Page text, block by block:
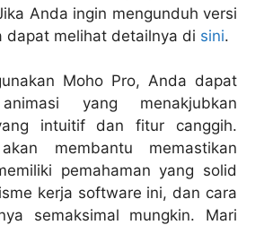
Anda ingin mengunduh versi
dapat melihat detailnya di sini.
Moho Pro, Anda dapat
yang menakjubkan
intuitif dan fitur canggih.
membantu memastikan
pemahaman yang solid
kerja software ini, dan cara
semaksimal mungkin. Mari